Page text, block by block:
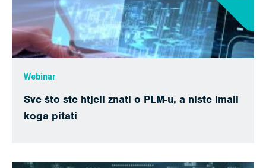
Webinar
Sve što ste htjeli znati o PLM-u, a niste imali
koga pitati